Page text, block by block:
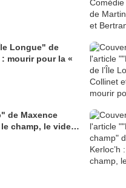
Longue" de
mourir pour la «
de Maxence
le champ, le vide…